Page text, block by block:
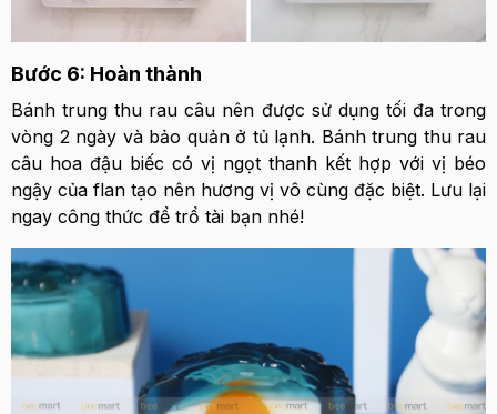
Bước 6: Hoàn thành
Bánh trung thu rau câu nên được sử dụng tối đa trong
vòng 2 ngày và bảo quản ở tủ lạnh. Bánh trung thu rau
câu hoa đậu biếc có vị ngọt thanh kết hợp với vị béo
ngậy của flan tạo nên hương vị vô cùng đặc biệt. Lưu lại
ngay công thức để trổ tài bạn nhé!